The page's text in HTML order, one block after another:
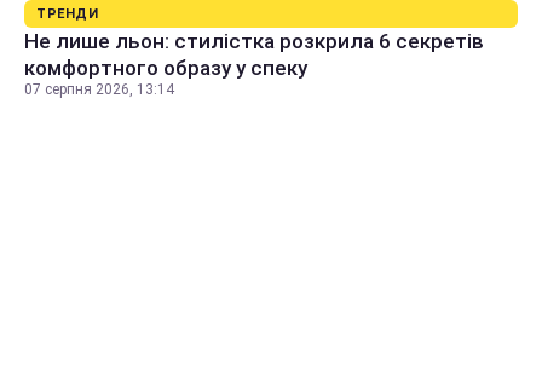
ТРЕНДИ
Не лише льон: стилістка розкрила 6 секретів
комфортного образу у спеку
07 серпня 2026, 13:14